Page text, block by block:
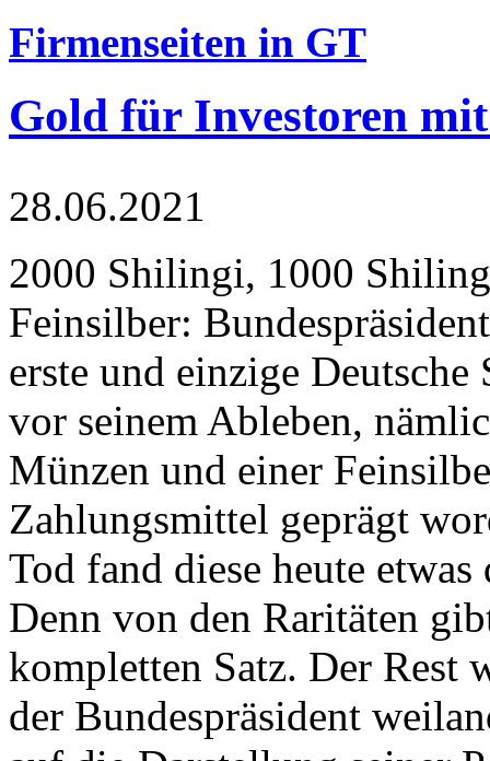
Firmenseiten in GT
Gold für Investoren
28.06.2021
2000 Shilingi, 1000
Feinsilber:
erste und einzige Deutsche
vor seinem Ableben,
Münzen und einer
Zahlungsmittel geprägt
Tod fand diese heute
Denn von den Raritäten
kompletten Satz. Der Rest
der Bundespräsident